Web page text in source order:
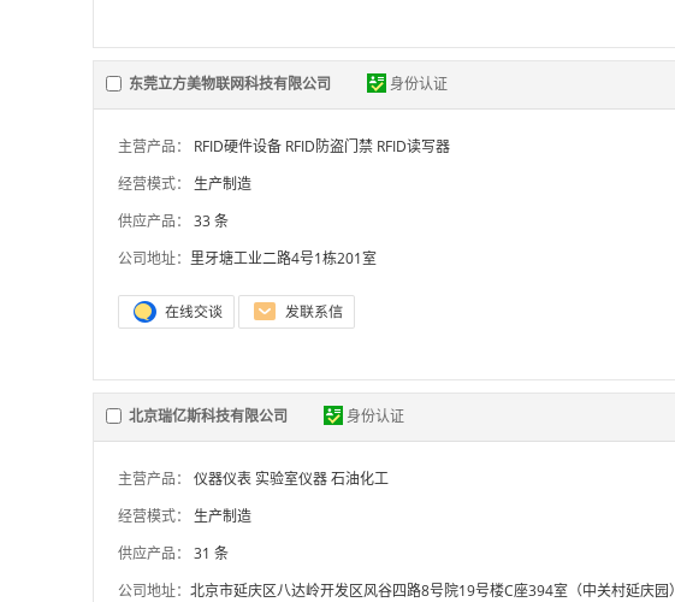
东莞立方美物联网科技有限公司 身份认证
主营产品： RFID硬件设备 RFID防盗门禁 RFID读写器
经营模式：
生产制造
供应产品：
33 条
公司地址： 里牙塘工业二路4号1栋201室
北京瑞亿斯科技有限公司 身份认证
主营产品： 仪器仪表实验室仪器石油化工
经营模式：
生产制造
供应产品：
31 条
公司地址： 北京市延庆区八达岭开发区风谷四路8号院19号楼C座394室（中关村延庆园）